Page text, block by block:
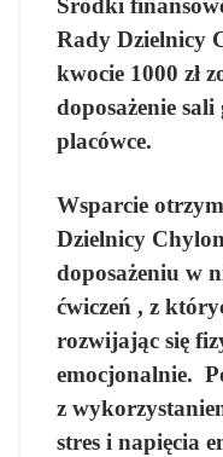
Środki
Rady Dzielnicy
kwocie 1000 zł
doposażenie
placówce.
Wsparcie
Dzielnicy
doposażeniu w
ćwiczeń , z
rozwijając się
emocjonalnie.
z
stres i napięcia